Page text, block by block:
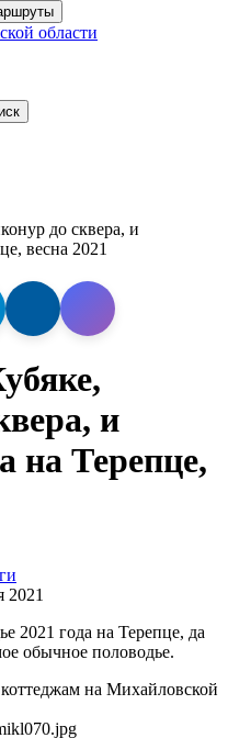
области
до сквера, и
весна 2021
и
на Терепце,
2021
2021 года на Терепце, да
обычное половодье.
на Михайловской